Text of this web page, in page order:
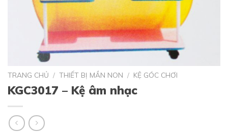
TRANG CHỦ / THIẾT BỊ MẦN NON / KỆ GÓC CHƠI
KGC3017 – Kệ âm nhạc